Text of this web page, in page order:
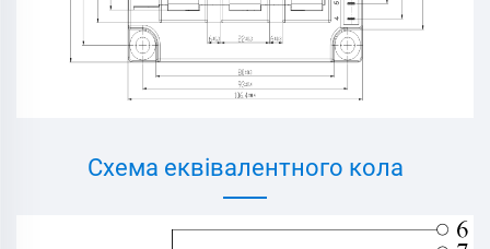
Схема еквівалентного кола